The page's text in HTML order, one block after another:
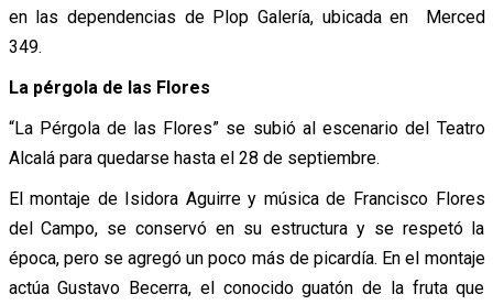
en las dependencias de Plop Galería, ubicada en Merced
349.
La pérgola de las Flores
“La Pérgola de las Flores” se subió al escenario del Teatro
Alcalá para quedarse hasta el 28 de septiembre.
El montaje de Isidora Aguirre y música de Francisco Flores
del Campo, se conservó en su estructura y se respetó la
época, pero se agregó un poco más de picardía. En el montaje
actúa Gustavo Becerra, el conocido guatón de la fruta que